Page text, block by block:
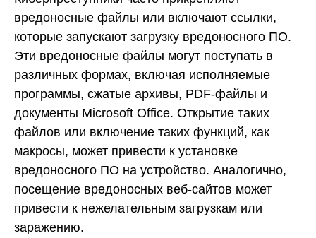
вредоносные файлы или включают ссылки,
которые запускают загрузку вредоносного ПО.
Эти вредоносные файлы могут поступать в
различных формах, включая исполняемые
программы, сжатые архивы, PDF-файлы и
документы Microsoft Office. Открытие таких
файлов или включение таких функций, как
макросы, может привести к установке
вредоносного ПО на устройство. Аналогично,
посещение вредоносных веб-сайтов может
привести к нежелательным загрузкам или
заражению.